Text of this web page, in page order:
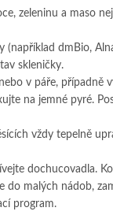
zeleninu a maso
(například dmBio,
skleničky.
v páře,
na jemné pyré.
vždy tepelně
dochucovadla.
do malých nádob,
program.